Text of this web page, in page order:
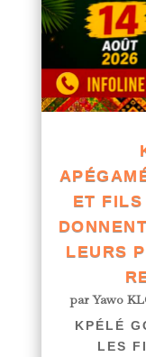
ET
LEURS
parYawo
KPÉLÉ
LES